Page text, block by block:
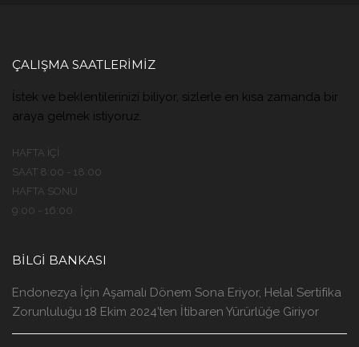
ÇALIŞMA SAATLERIMIZ
İstek ve beklentilerinizi biliyor, sizlerle en kısa zamanda bir
araya gelmek istiyoruz.
HAFTA İÇI
SAAT 8:00 - 18:00
HAFTA SONU
9:00 - 16:00
BILGI BANKASI
Endonezya İçin Aşamalı Dönem Sona Eriyor, Helal Sertifika
Zorunluluğu 18 Ekim 2024’ten İtibaren Yürürlüğe Giriyor